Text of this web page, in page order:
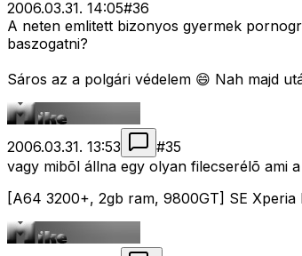
2006.03.31. 14:05#36
A neten emlitett bizonyos gyermek
baszogatni?
Sáros az a polgári védelem 😄 Nah majd
2006.03.31. 13:53 #35
vagy mibõl állna egy olyan filecserélõ ami
[A64 3200+, 2gb ram, 9800GT] SE Xperia